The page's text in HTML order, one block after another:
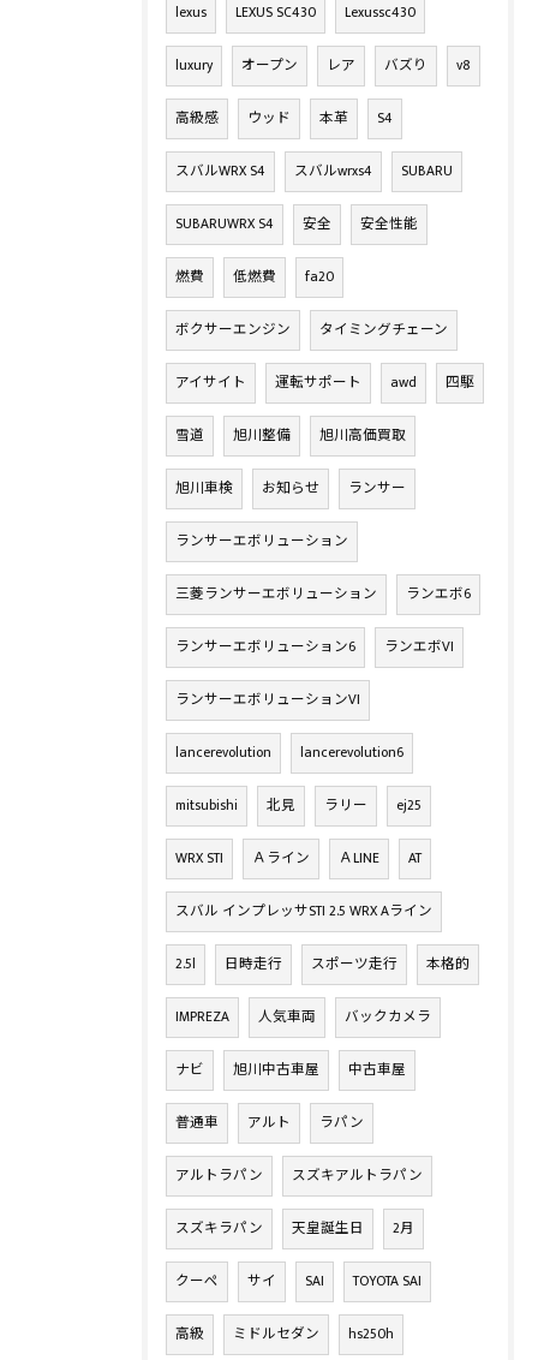
lexus LEXUS SC430 Lexussc430
luxury オープン レア バズり v8
高級感 ウッド 本革 S4
スバルWRX S4 スバルwrxs4 SUBARU
SUBARUWRX S4 安全 安全性能
燃費 低燃費 fa20
ボクサーエンジン タイミングチェーン
アイサイト 運転サポート awd 四駆
雪道 旭川整備 旭川高価買取
旭川車検 お知らせ ランサー
ランサーエボリューション
三菱ランサーエボリューション ランエボ6
ランサーエボリューション6 ランエボVI
ランサーエボリューションVI
lancerevolution lancerevolution6
mitsubishi 北見 ラリー ej25
WRX STI Ａライン ＡLINE AT
スバル インプレッサSTI 2.5 WRX Aライン
2.5l 日時走行 スポーツ走行 本格的
IMPREZA 人気車両 バックカメラ
ナビ 旭川中古車屋 中古車屋
普通車 アルト ラパン
アルトラパン スズキアルトラパン
スズキラパン 天皇誕生日 2月
クーペ サイ SAI TOYOTA SAI
高級 ミドルセダン hs250h